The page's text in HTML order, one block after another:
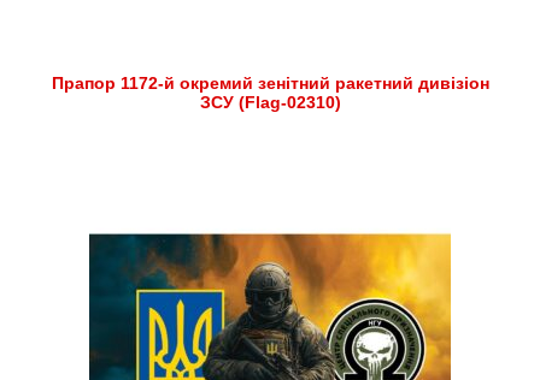
Прапор 1172-й окремий зенітний ракетний дивізіон
ЗСУ (Flag-02310)